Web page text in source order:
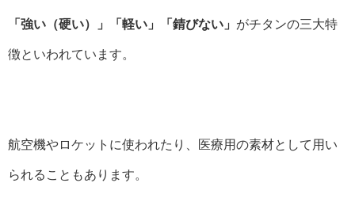
「強い（硬い）」「軽い」「錆びない」 がチタンの三大特
徴といわれています。
航空機やロケットに使われたり、医療用の素材として用い
られることもあります。